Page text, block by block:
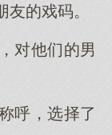
的戏码。
对他们的男
呼，选择了